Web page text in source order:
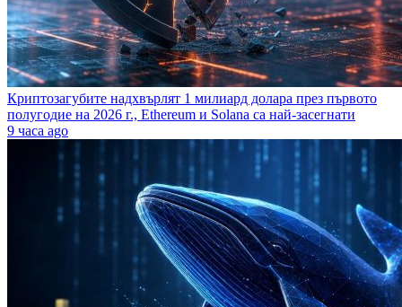
Криптозагубите надхвърлят 1 милиард долара през първото
полугодие на 2026 г., Ethereum и Solana са най-засегнати
9 часа ago